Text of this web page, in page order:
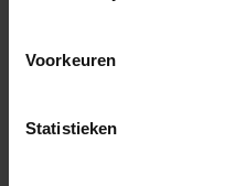
Voorkeuren
Statistieken